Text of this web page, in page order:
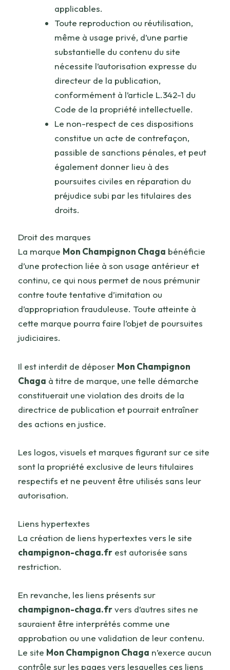
applicables.
Toute reproduction ou réutilisation,
même à usage privé, d’une partie
substantielle du contenu du site
nécessite l’autorisation expresse du
directeur de la publication,
conformément à l’article L.342-1 du
Code de la propriété intellectuelle.
Le non-respect de ces dispositions
constitue un acte de contrefaçon,
passible de sanctions pénales, et peut
également donner lieu à des
poursuites civiles en réparation du
préjudice subi par les titulaires des
droits.
Droit des marques
La marque Mon Champignon Chaga bénéficie
d’une protection liée à son usage antérieur et
continu, ce qui nous permet de nous prémunir
contre toute tentative d’imitation ou
d’appropriation frauduleuse. Toute atteinte à
cette marque pourra faire l’objet de poursuites
judiciaires.
Il est interdit de déposer Mon Champignon
Chaga à titre de marque, une telle démarche
constituerait une violation des droits de la
directrice de publication et pourrait entraîner
des actions en justice.
Les logos, visuels et marques figurant sur ce site
sont la propriété exclusive de leurs titulaires
respectifs et ne peuvent être utilisés sans leur
autorisation.
Liens hypertextes
La création de liens hypertextes vers le site
champignon-chaga.fr est autorisée sans
restriction.
En revanche, les liens présents sur
champignon-chaga.frvers d’autres sites ne
sauraient être interprétés comme une
approbation ou une validation de leur contenu.
Le site Mon Champignon Chaga n’exerce aucun
contrôle sur les pages vers lesquelles ces liens